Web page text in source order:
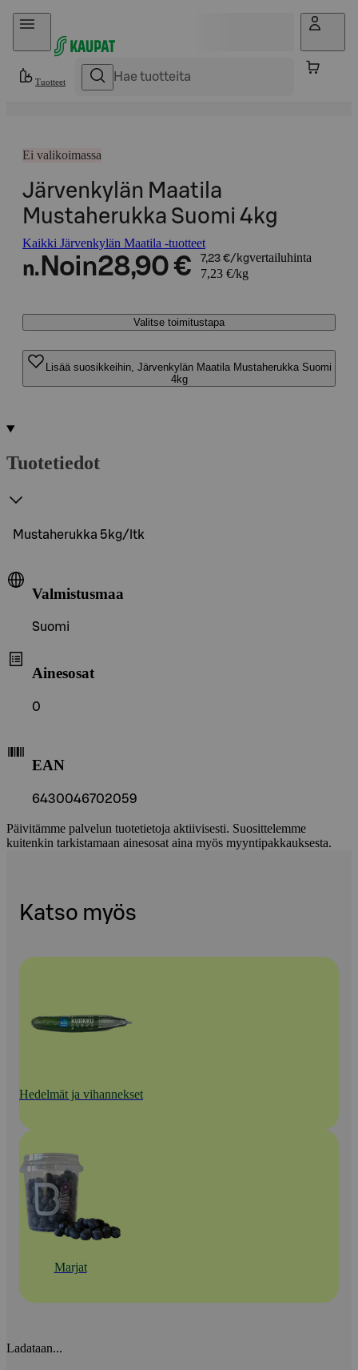
Hyppää sisältöön
Tuotteet
Ei valikoimassa
Järvenkylän Maatila
Mustaherukka Suomi 4kg
Kaikki Järvenkylän Maatila -tuotteet
n. Noin28,90 € 7,23 €/kgvertailuhinta
7,23 €/kg
Valitse toimitustapa
Lisää suosikkeihin, Järvenkylän Maatila Mustaherukka Suomi
4kg
Tuotetiedot
Mustaherukka 5kg/ltk
Valmistusmaa
Suomi
Ainesosat
0
EAN
6430046702059
Päivitämme palvelun tuotetietoja aktiivisesti. Suosittelemme
kuitenkin tarkistamaan ainesosat aina myös myyntipakkauksesta.
Katso myös
Hedelmät ja vihannekset
Marjat
Ladataan...